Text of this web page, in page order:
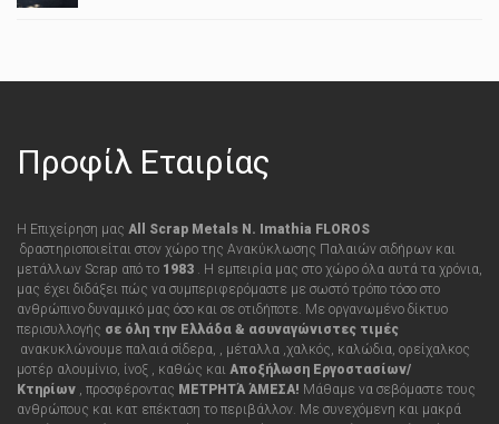
Προφίλ Εταιρίας
Η Επιχείρηση μας All Scrap Metals N. Imathia FLOROS
δραστηριοποιείται στον χώρο της Ανακύκλωσης Παλαιών σιδήρων και
μετάλλων Scrap από τo 1983 . Η εμπειρία μας στο χώρο όλα αυτά τα χρόνια,
μας έχει διδάξει πώς να συμπεριφερόμαστε με σωστό τρόπο τόσο στο
ανθρώπινο δυναμικό μας όσο και σε οτιδήποτε Με οργανωμένο δίκτυο
περισυλλογής σε όλη την Ελλάδα & ασυναγώνιστες τιμές
ανακυκλώνουμε παλαιά σίδερα, , μέταλλα ,χαλκός, καλώδια, ορείχαλκος
μοτέρ αλουμίνιο, ίνοξ , καθώς και Αποξήλωση Εργοστασίων/
Κτηρίων
προσφέροντας ΜΕΤΡΗΤΆ ΆΜΕΣΑ! Μάθαμε να σεβόμαστε τους
ανθρώπους και κατ επέκταση το περιβάλλον. Με συνεχόμενη και μακρά